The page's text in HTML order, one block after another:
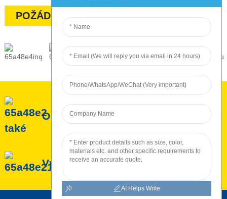
POŽÁDEJTE O NABÍDKU
O ROC Služba ROC
Výroba ROC
AI Helps Write